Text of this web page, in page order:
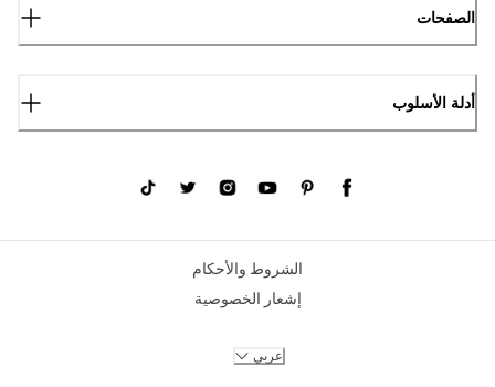
الصفحات
أدلة الأسلوب
الشروط والأحكام
إشعار الخصوصية
عربي